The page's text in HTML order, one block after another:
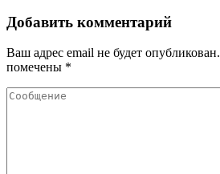
Добавить комментарий
Ваш адрес email не будет опубликован.
помечены *